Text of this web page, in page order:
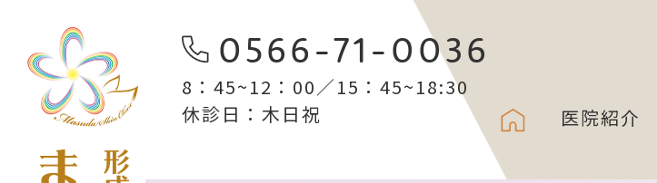
0566-71-0036
8：45~12：00／15：45~18:30
休診日：木日祝
医院紹介